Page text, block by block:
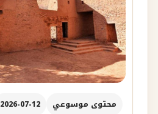
محتوى موسوعي 2026-07-12